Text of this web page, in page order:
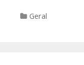
Categories
Geral